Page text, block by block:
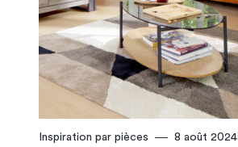
Inspiration par pièces 8 août 2024